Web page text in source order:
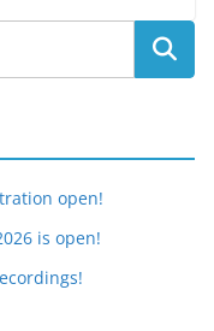
open!
is open!